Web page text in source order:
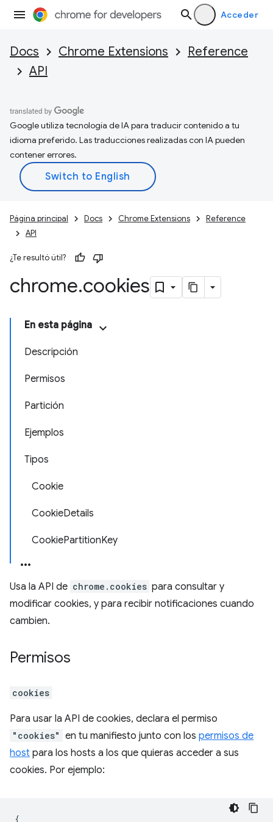
Acceder
Docs Chrome Extensions
Reference
API
Google utiliza tecnología de IA para traducir contenido a tu
idioma preferido. Las traducciones realizadas con IA pueden
contener errores.
Página principal Docs Chrome Extensions
Reference
API
¿Te resultó útil?
chrome.cookies
En esta página
Descripción
Permisos
Partición
Ejemplos
Tipos
Cookie
CookieDetails
CookiePartitionKey
Usa la API de chrome.cookies para consultar y
modificar cookies, y para recibir notificaciones cuando
cambien.
Permisos
cookies
Para usar la API de cookies, declara el permiso
"cookies" en tu manifiesto junto con los permisos de
host para los hosts a los que quieras acceder a sus
cookies. Por ejemplo:
{